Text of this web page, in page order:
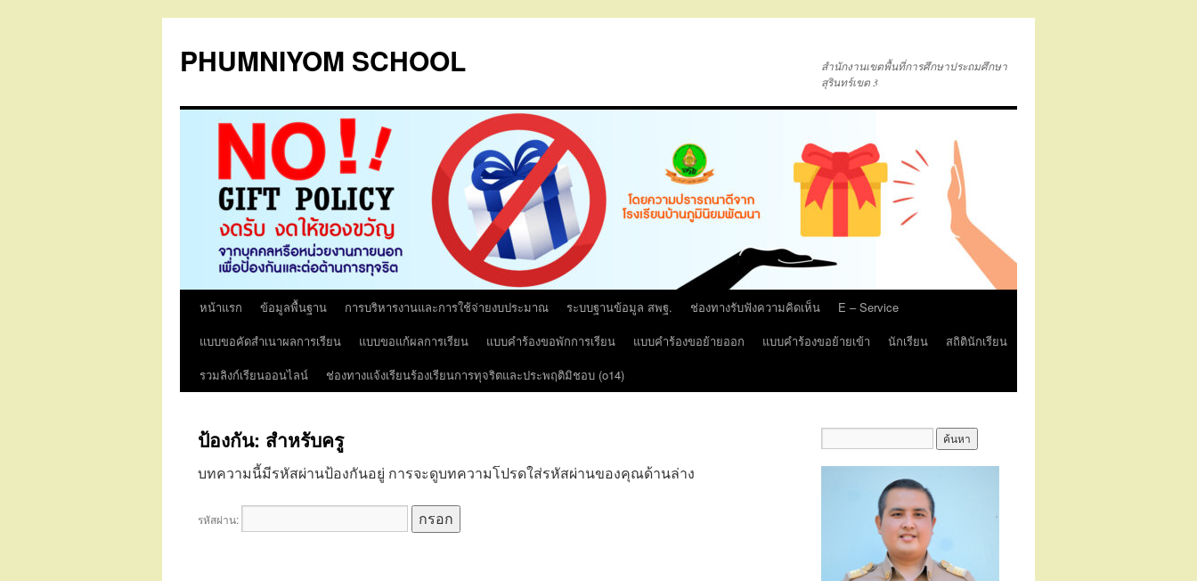
PHUMNIYOM SCHOOL
สำนักงานเขตพื้นที่การศึกษาประถมศึกษา
สุรินทร์เขต 3
ข้าม
หน้าแรก ข้อมูลพื้นฐาน การบริหารงานและการใช้จ่ายงบประมาณ ระบบฐานข้อมูล สพฐ. ช่องทางรับฟังความคิดเห็น
E – Service
แบบขอคัดสำเนาผลการเรียน
แบบขอแก้ผลการเรียน แบบคำร้องขอพักการเรียน แบบคำร้องขอย้ายออก แบบคำร้องขอย้ายเข้า นักเรียน
สถิตินักเรียน
รวมลิงก์เรียนออนไลน์
ช่องทางแจ้งเรียนร้องเรียนการทุจริตและประพฤติมิชอบ (o14)
ป้องกัน: สำหรับครู
บทความนี้มีรหัสผ่านป้องกันอยู่ การจะดูบทความโปรดใส่รหัสผ่านของคุณด้านล่าง
รหัสผ่าน: